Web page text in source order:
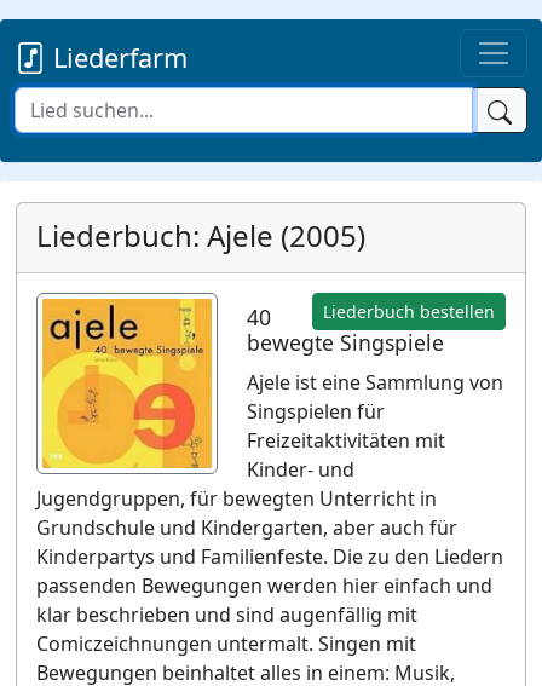
Liederfarm
Liederbuch: Ajele (2005)
Liederbuch bestellen
40
bewegte Singspiele
Ajele ist eine Sammlung von
Singspielen für
Freizeitaktivitäten mit
Kinder- und
Jugendgruppen, für bewegten Unterricht in
Grundschule und Kindergarten, aber auch für
Kinderpartys und Familienfeste. Die zu den Liedern
passenden Bewegungen werden hier einfach und
klar beschrieben und sind augenfällig mit
Comiczeichnungen untermalt. Singen mit
Bewegungen beinhaltet alles in einem: Musik,